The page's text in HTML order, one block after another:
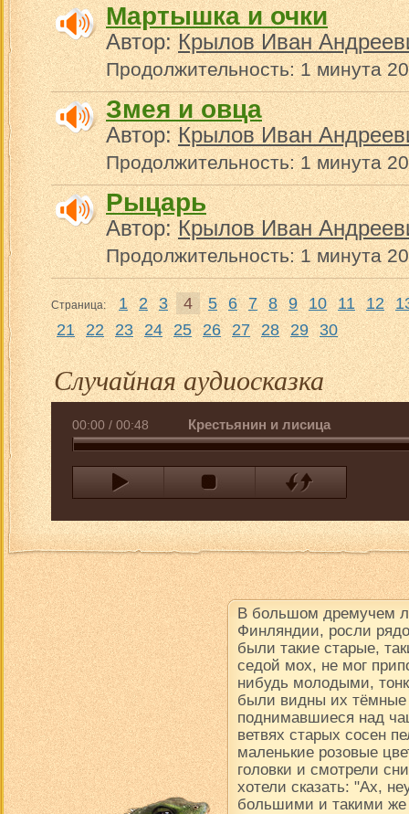
Мартышка и очки
Автор:Крылов Иван
Продолжительность: 1 минута
Змея и овца
Автор:Крылов Иван
Продолжительность: 1 минута
Рыцарь
Автор:Крылов Иван
Продолжительность: 1 минута
Страница: 1 2 3 4 5 6 7 8 9 10 11 12
21
22 23 24 25 26 27 28 29 30
Случайная аудиосказка
00:00 / 00:48 Крестьянин и лисица
В большом дремучем
Финляндии, росли
были такие старые,
седой мох, не мог
нибудь молодыми,
были видны их
поднимавшиеся над
ветвях старых сосен
маленькие розовые
головки и смотрели
хотели сказать: "Ах,
большими и такими